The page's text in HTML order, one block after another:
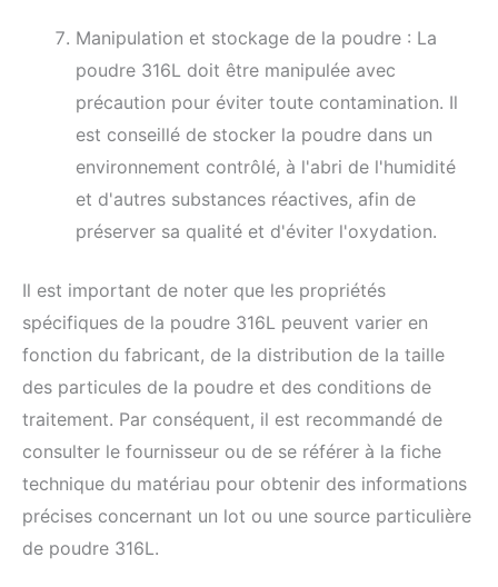
Manipulation et stockage de la poudre : La
poudre 316L doit être manipulée avec
précaution pour éviter toute contamination. Il
est conseillé de stocker la poudre dans un
environnement contrôlé, à l'abri de l'humidité
et d'autres substances réactives, afin de
préserver sa qualité et d'éviter l'oxydation.
Il est important de noter que les propriétés
spécifiques de la poudre 316L peuvent varier en
fonction du fabricant, de la distribution de la taille
des particules de la poudre et des conditions de
traitement. Par conséquent, il est recommandé de
consulter le fournisseur ou de se référer à la fiche
technique du matériau pour obtenir des informations
précises concernant un lot ou une source particulière
de poudre 316L.